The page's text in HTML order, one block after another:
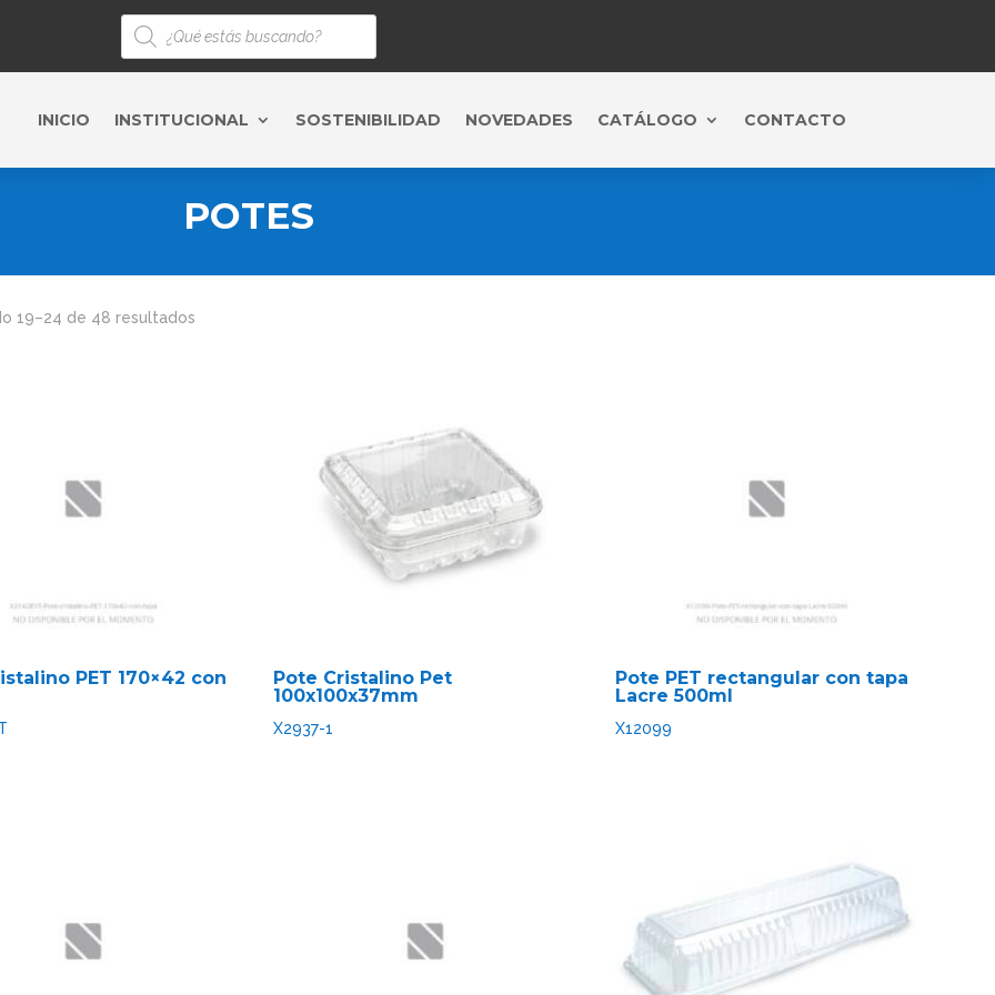
Búsqueda
de
productos
INICIO INSTITUCIONAL SOSTENIBILIDAD NOVEDADES CATÁLOGO CONTACTO
POTES
19–24 de 48 resultados
PET 170×42 con
Pote Cristalino Pet
100x100x37mm
X2937-1
Pote PET rectangular con tapa
Lacre 500ml
X12099